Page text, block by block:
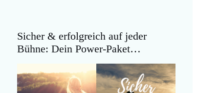
Sicher & erfolgreich auf jeder
Bühne: Dein Power-Paket…